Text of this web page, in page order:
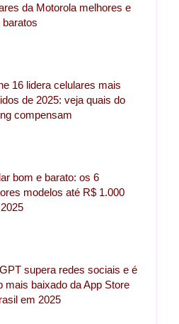
da Motorola melhores e
baratos
16 lidera celulares mais
de 2025: veja quais do
compensam
bom e barato: os 6
modelos até R$ 1.000
supera redes sociais e é
mais baixado da App Store
em 2025